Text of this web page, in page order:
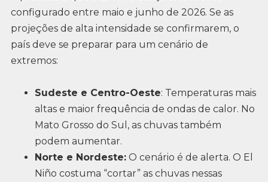
configurado entre maio e junho de 2026. Se as
projeções de alta intensidade se confirmarem, o
país deve se preparar para um cenário de
extremos:
Sudeste e Centro-Oeste: Temperaturas mais
altas e maior frequência de ondas de calor. No
Mato Grosso do Sul, as chuvas também
podem aumentar.
Norte e Nordeste:O cenário é de alerta. O El
Niño costuma “cortar” as chuvas nessas